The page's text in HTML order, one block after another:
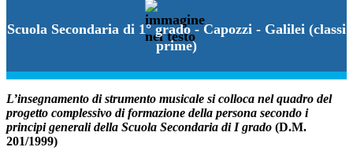
Scuola Secondaria di 1° grado - Capozzi - Galilei (classi
prime)
L’insegnamento di strumento musicale sicolloca nel quadro del
progetto complessivo di formazione della persona secondo i
principi generali della Scuola Secondaria di I grado (D.M.
201/1999)